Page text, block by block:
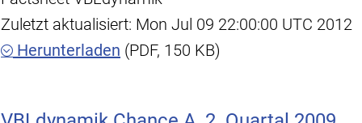
Zuletzt aktualisiert: Mon Jul 09 22:00:00 UTC 2012
Herunterladen (PDF, 150 KB)